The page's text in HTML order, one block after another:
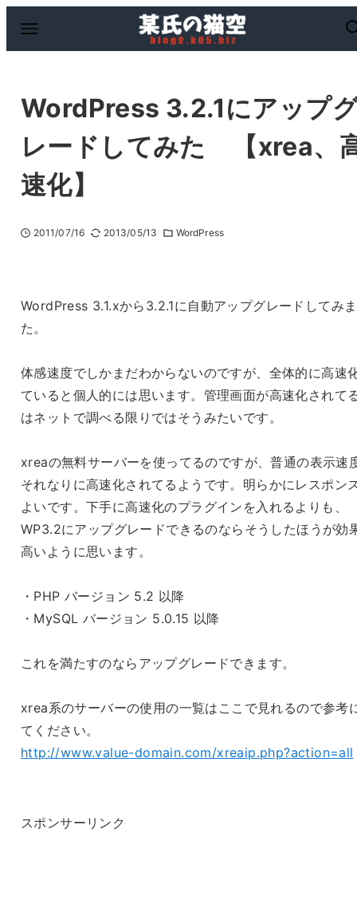
WordPress 3.2.1にアップ
レードしてみた 【xrea、
速化】
2011/07/16 2013/05/13 WordPress
WordPress 3.1.xから3.2.1に自動アップグレードしてみ
た。
体感速度でしかまだわからないのですが、全体的に高速
ていると個人的には思います。管理画面が高速化されて
はネットで調べる限りではそうみたいです。
xreaの無料サーバーを使ってるのですが、普通の表示速
それなりに高速化されてるようです。明らかにレスポン
よいです。下手に高速化のプラグインを入れるよりも、
WP3.2にアップグレードできるのならそうしたほうが効
高いように思います。
・PHP バージョン 5.2 以降
・MySQL バージョン 5.0.15 以降
これを満たすのならアップグレードできます。
xrea系のサーバーの使用の一覧はここで見れるので参考
てください。
http://www.value-domain.com/xreaip.php?action=all
スポンサーリンク